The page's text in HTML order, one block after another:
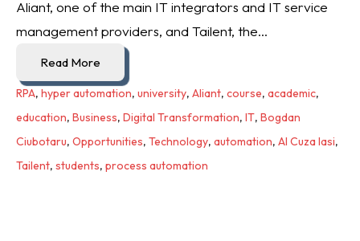
Aliant, one of the main IT integrators and IT service
management providers, and Tailent, the...
Read More
RPA, hyper automation, university, Aliant, course, academic,
education, Business, Digital Transformation, IT, Bogdan
Ciubotaru, Opportunities, Technology, automation, AI Cuza Iasi,
Tailent, students, process automation